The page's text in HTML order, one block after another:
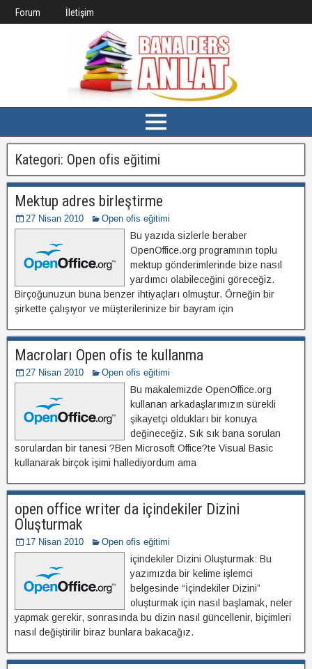
Forum İletişim
Kategori: Open ofis eğitimi
Mektup adres birleştirme
27 Nisan 2010 Open ofis eğitimi
Bu yazıda sizlerle beraber
OpenOffice.org programının toplu
mektup gönderimlerinde bize nasıl
yardımcı olabileceğini göreceğiz.
Birçoğunuzun buna benzer ihtiyaçları olmuştur. Örneğin bir
şirkette çalışıyor ve müşterilerinize bir bayram için
Macroları Open ofis te kullanma
27 Nisan 2010 Open ofis eğitimi
Bu makalemizde OpenOffice.org
kullanan arkadaşlarımızın sürekli
şikayetçi oldukları bir konuya
değineceğiz. Sık sık bana sorulan
sorulardan bir tanesi ?Ben Microsoft Office?te Visual Basic
kullanarak birçok işimi hallediyordum ama
open office writer da içindekiler Dizini
Oluşturmak
17 Nisan 2010 Open ofis eğitimi
içindekiler Dizini Oluşturmak: Bu
yazımızda bir kelime işlemci
belgesinde “İçindekiler Dizini”
oluşturmak için nasıl başlamak, neler
yapmak gerekir, sonrasında bu dizin nasıl güncellenir, biçimleri
nasıl değiştirilir biraz bunlara bakacağız.